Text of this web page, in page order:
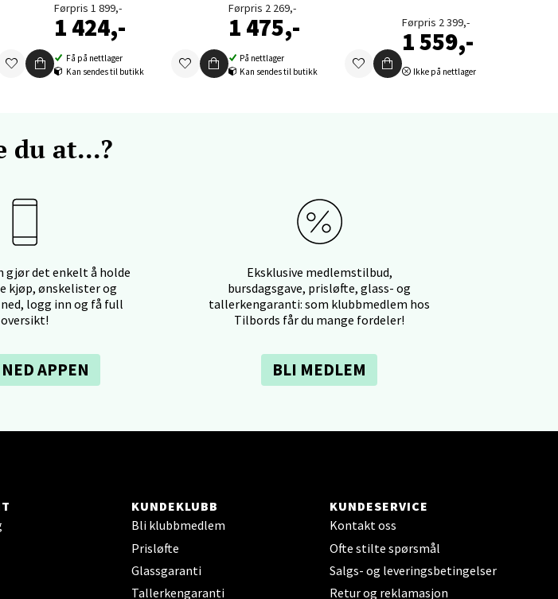
Førpris 1 899,-
1 424,-
Få på nettlager
Kan sendes til butikk
Førpris 2 269,-
1 475,-
På nettlager
Kan sendes til butikk
Førpris 2 399,-
1 559,-
Ikke på nettlager
du at...?
gjør det enkelt å holde
kjøp, ønskelister og
logg inn og få full
oversikt!
APPEN
Eksklusive medlemstilbud,
bursdagsgave, prisløfte, glass- og
tallerkengaranti: som klubbmedlem hos
Tilbords får du mange fordeler!
BLI MEDLEM
KUNDEKLUBB
Bli klubbmedlem
Prisløfte
Glassgaranti
Tallerkengaranti
KUNDESERVICE
Kontakt oss
Ofte stilte spørsmål
Salgs- og leveringsbetingelser
Retur og reklamasjon
Velg